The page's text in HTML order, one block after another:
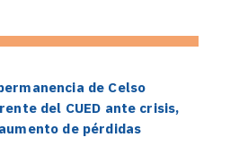
de Celso
del CUED ante crisis,
de pérdidas